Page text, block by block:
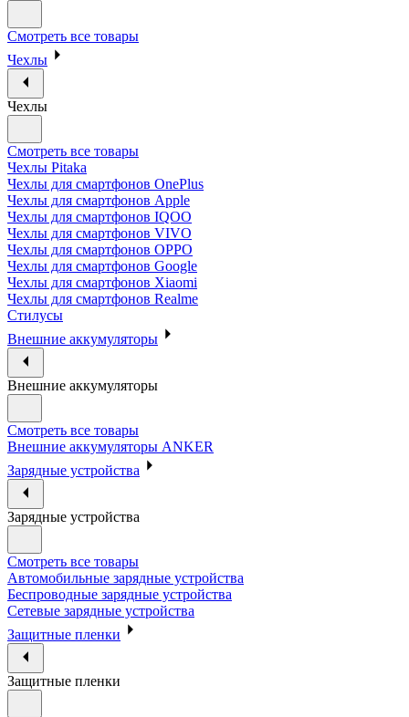
Смотреть все товары
Чехлы
Чехлы
Смотреть все товары
Чехлы Pitaka
Чехлы для смартфонов OnePlus
Чехлы для смартфонов Apple
Чехлы для смартфонов IQOO
Чехлы для смартфонов VIVO
Чехлы для смартфонов OPPO
Чехлы для смартфонов Google
Чехлы для смартфонов Xiaomi
Чехлы для смартфонов Realme
Стилусы
Внешние аккумуляторы
Внешние аккумуляторы
Смотреть все товары
Внешние аккумуляторы ANKER
Зарядные устройства
Зарядные устройства
Смотреть все товары
Автомобильные зарядные устройства
Беспроводные зарядные устройства
Сетевые зарядные устройства
Защитные пленки
Защитные пленки